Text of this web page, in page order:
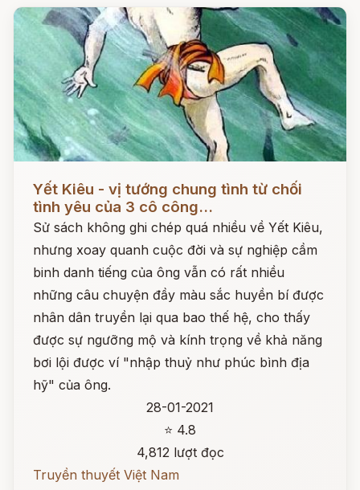
Đọc ngay
Yết Kiêu - vị tướng chung tình từ chối
tình yêu của 3 cô công...
Sử sách không ghi chép quá nhiều về Yết Kiêu,
nhưng xoay quanh cuộc đời và sự nghiệp cầm
binh danh tiếng của ông vẫn có rất nhiều
những câu chuyện đầy màu sắc huyền bí được
nhân dân truyền lại qua bao thế hệ, cho thấy
được sự ngưỡng mộ và kính trọng về khả năng
bơi lội được ví "nhập thuỷ như phúc bình địa
hỹ" của ông.
28-01-2021
⭐ 4.8
4,812 lượt đọc
Truyền thuyết Việt Nam